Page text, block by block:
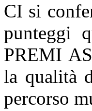
CI si
punteggi
PREMI
la qualità
percorso